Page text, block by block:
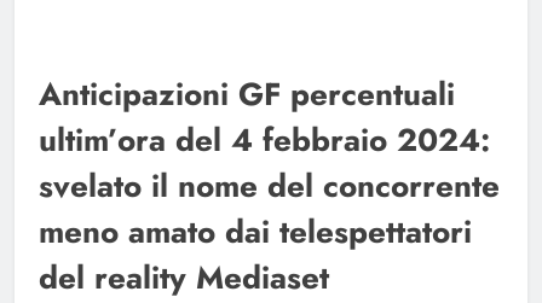
Anticipazioni GF percentuali
ultim’ora del 4 febbraio 2024:
svelato il nome del concorrente
meno amato dai telespettatori
del reality Mediaset